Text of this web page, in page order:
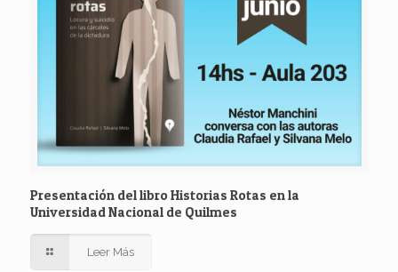
Presentación del libro Historias Rotas en la
Universidad Nacional de Quilmes
Leer Más